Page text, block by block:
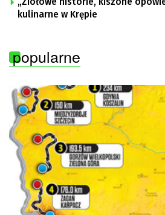
kulinarne w Krępie
popularne